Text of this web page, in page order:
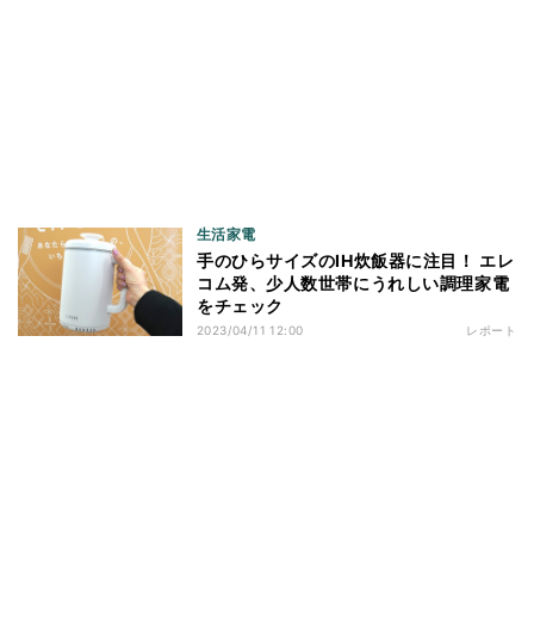
生活家電
手のひらサイズのIH炊飯器に注目！ エレ
コム発、少人数世帯にうれしい調理家電
をチェック
2023/04/11 12:00 レポート